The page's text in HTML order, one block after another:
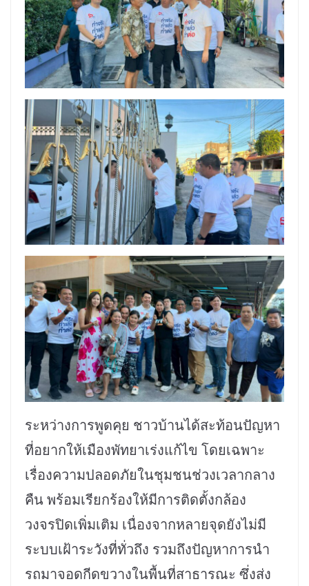
ระหว่างการพูดคุย ชาวบ้านได้สะท้อนปัญหา
ที่อยากให้เมืองพัทยาเร่งแก้ไข โดยเฉพาะ
เรื่องความปลอดภัยในชุมชนช่วงเวลากลาง
คืน พร้อมเรียกร้องให้มีการติดตั้งกล้อง
วงจรปิดเพิ่มเติม เนื่องจากหลายจุดยังไม่มี
ระบบเฝ้าระวังที่ทั่วถึง รวมถึงปัญหาการนำ
รถมาจอดกีดขวางในพื้นที่สาธารณะ ซึ่งส่ง